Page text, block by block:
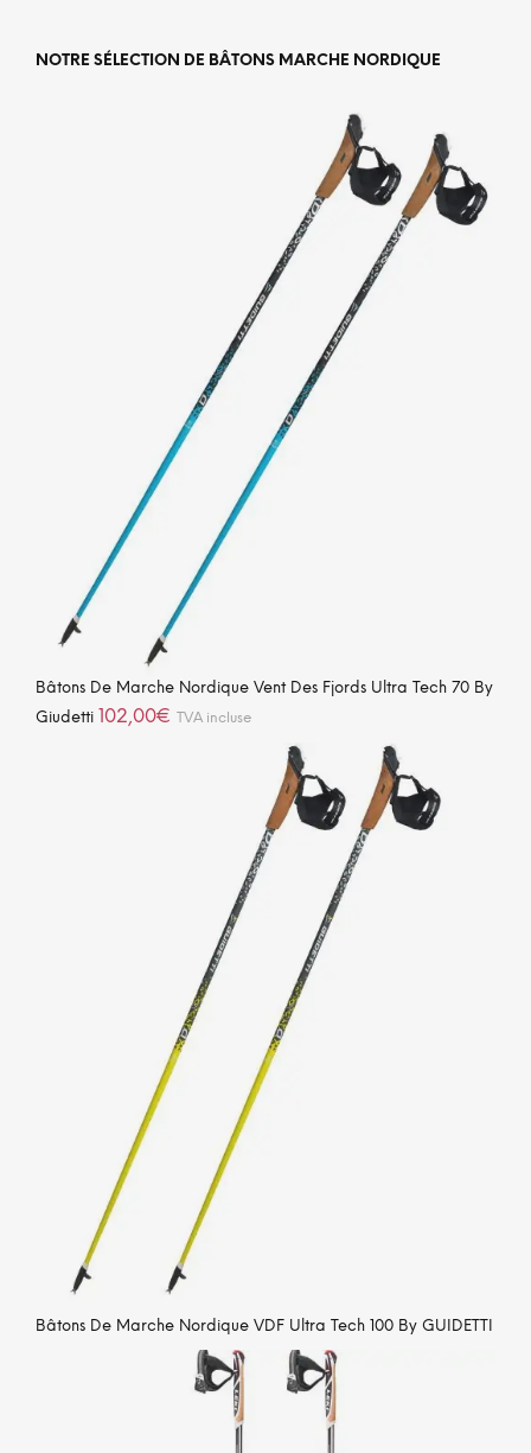
NOTRE SÉLECTION DE BÂTONS MARCHE NORDIQUE
Bâtons De Marche Nordique Vent Des Fjords Ultra Tech 70 By
Giudetti 102,00€ TVA incluse
Bâtons De Marche Nordique VDF Ultra Tech 100 By GUIDETTI